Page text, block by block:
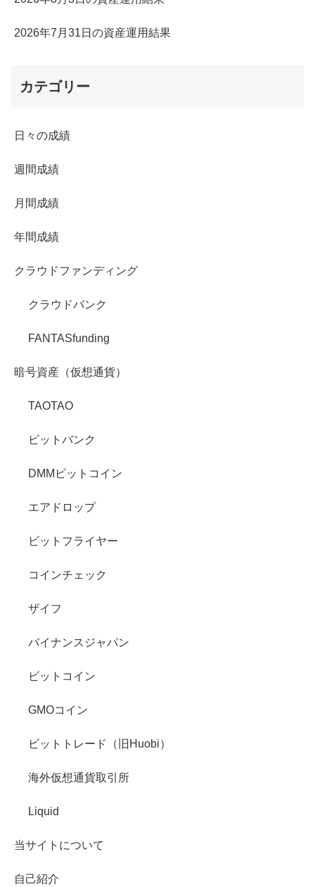
2026年7月31日の資産運用結果
カテゴリー
日々の成績
週間成績
月間成績
年間成績
クラウドファンディング
クラウドバンク
FANTASfunding
暗号資産（仮想通貨）
TAOTAO
ビットバンク
DMMビットコイン
エアドロップ
ビットフライヤー
コインチェック
ザイフ
バイナンスジャパン
ビットコイン
GMOコイン
ビットトレード（旧Huobi）
海外仮想通貨取引所
Liquid
当サイトについて
自己紹介